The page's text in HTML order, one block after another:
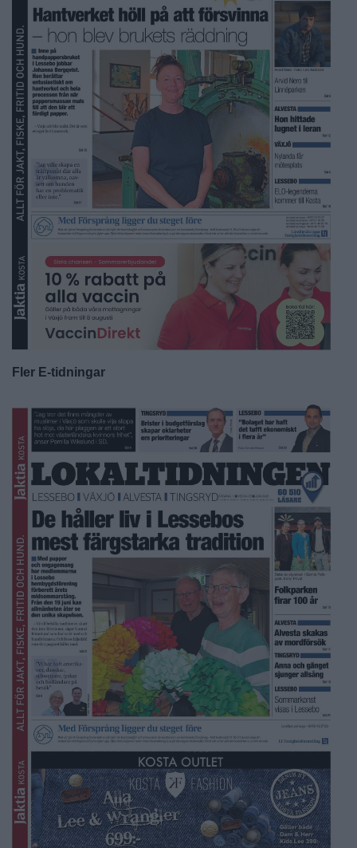
Fler E-tidningar